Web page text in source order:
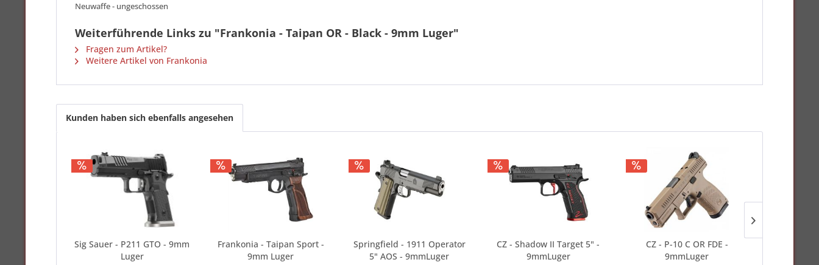
Neuwaffe - ungeschossen
Weiterführende Links zu "Frankonia - Taipan OR - Black - 9mm Luger"
Fragen zum Artikel?
Weitere Artikel von Frankonia
Kunden haben sich ebenfalls angesehen
Sig Sauer - P211 GTO - 9mm
Luger
Frankonia - Taipan Sport -
9mm Luger
Springfield - 1911 Operator
5" AOS - 9mmLuger
CZ - Shadow II Target 5" -
9mmLuger
CZ - P-10 C OR FDE -
9mmLuger